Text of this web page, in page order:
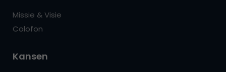
Missie & Visie
Colofon
Kansen